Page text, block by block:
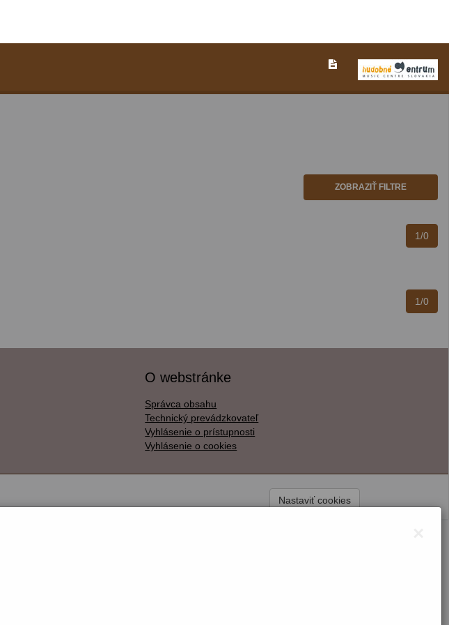
ZOBRAZIŤ FILTRE
1/0
1/0
O webstránke
Správca obsahu
Technický prevádzkovateľ
Vyhlásenie o prístupnosti
Vyhlásenie o cookies
Nastaviť cookies